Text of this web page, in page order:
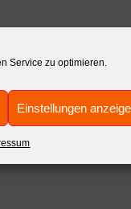
Service zu optimieren.
Einstellungen